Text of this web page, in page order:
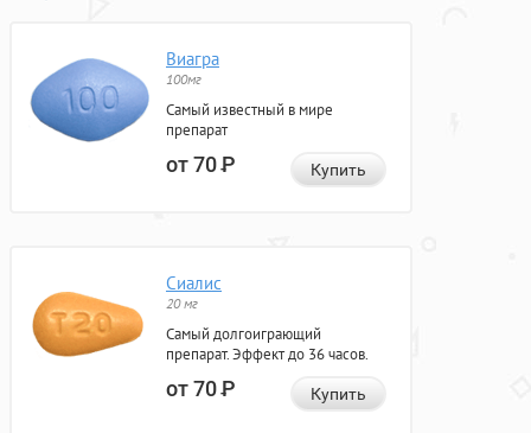
Виагра
100мг
Самый известный в мире
препарат
от 70Р Купить
Сиалис
20 мг
Самый долгоиграющий
препарат. Эффект до 36 часов.
от 70Р Купить